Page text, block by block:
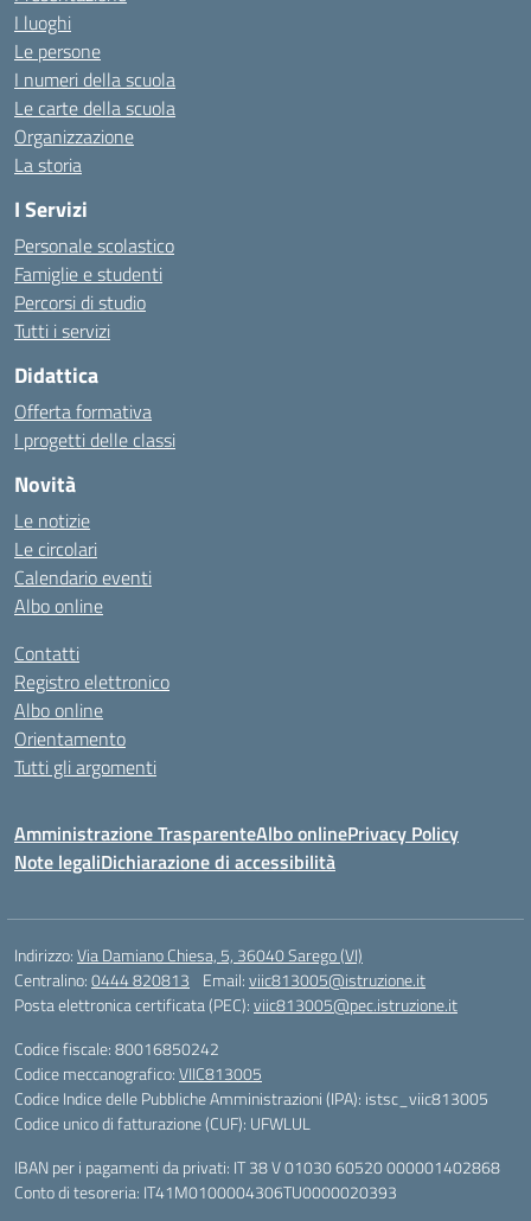
I luoghi
Le persone
I numeri della scuola
Le carte della scuola
Organizzazione
La storia
I Servizi
Personale scolastico
Famiglie e studenti
Percorsi di studio
Tutti i servizi
Didattica
Offerta formativa
I progetti delle classi
Novità
Le notizie
Le circolari
Calendario eventi
Albo online
Contatti
Registro elettronico
Albo online
Orientamento
Tutti gli argomenti
Amministrazione TrasparenteAlbo onlinePrivacy Policy
Note legaliDichiarazione di accessibilità
Indirizzo:Via Damiano Chiesa, 5, 36040 Sarego (VI)
Centralino:0444 820813 Email:viic813005@istruzione.it
Posta elettronica certificata (PEC):viic813005@pec.istruzione.it
Codice fiscale: 80016850242
Codice meccanografico:VIIC813005
Codice Indice delle Pubbliche Amministrazioni (IPA): istsc_viic813005
Codice unico di fatturazione (CUF): UFWLUL
IBAN per i pagamenti da privati: IT 38 V 01030 60520 000001402868
Conto di tesoreria: IT41M0100004306TU0000020393